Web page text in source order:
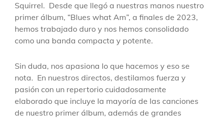
Squirrel. Desde que llegó a nuestras manos nuestro
primer álbum, “Blues what Am”, a finales de 2023,
hemos trabajado duro y nos hemos consolidado
como una banda compacta y potente.
Sin duda, nos apasiona lo que hacemos y eso se
nota. En nuestros directos, destilamos fuerza y
pasión con un repertorio cuidadosamente
elaborado que incluye la mayoría de las canciones
de nuestro primer álbum, además de grandes